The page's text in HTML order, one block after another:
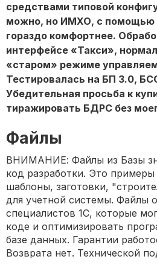
средствами типовой
можно, но ИМХО, с помощью
гораздо комфортнее.
интерфейсе «Такси»,
«старом» режиме
Тестировалась на БП 3.0,
Убедительная просьба к
тиражировать БДРС без
Файлы
ВНИМАНИЕ: Файлы из Базы
код разработки. Это
шаблоны, заготовки,
для учетной системы. Файлы
специалистов 1С, которые
коде и оптимизировать
базе данных. Гарантии
Возврата нет. Технической